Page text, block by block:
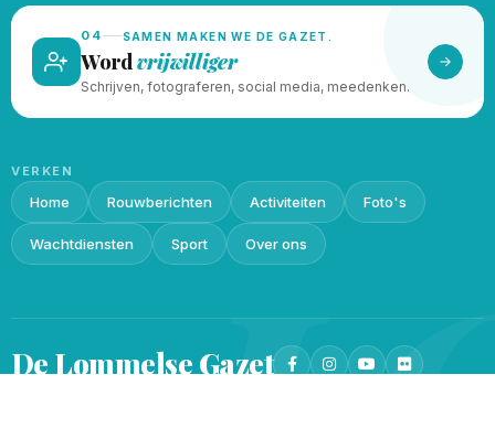
04 SAMEN MAKEN WE DE GAZET.
Wordvrijwilliger
Schrijven, fotograferen, social media, meedenken.
VERKEN
Home Rouwberichten Activiteiten Foto's
Wachtdiensten Sport Over ons
De LommelseGazet